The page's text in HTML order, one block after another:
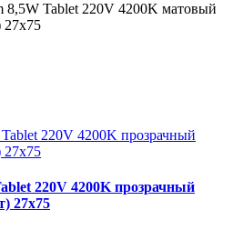
8,5W Tablet 220V 4200K матовый
27x75
220V 4200K прозрачный
27x75